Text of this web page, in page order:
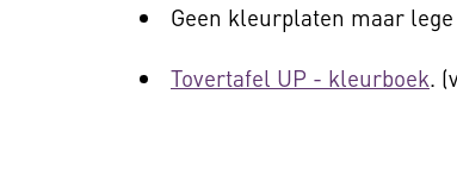
Geen kleurplaten maar
Tovertafel UP - kleurboek.